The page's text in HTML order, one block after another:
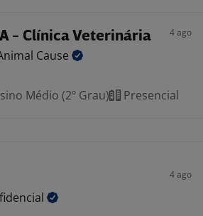
- Clínica Veterinária 4 ago
Cause
Médio (2º Grau) Presencial
4 ago